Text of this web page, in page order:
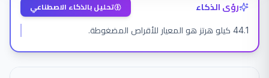
رؤى الذكاء تحليل بالذكاء الاصطناعي
44.1 كيلو هرتز هو المعيار للأقراص المضغوطة.